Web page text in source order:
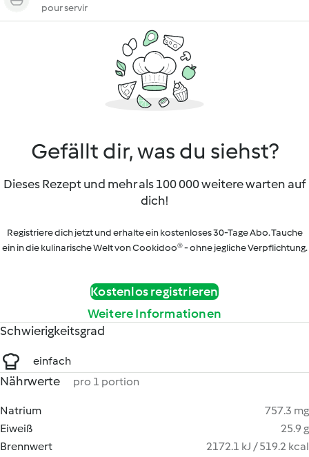
pour servir
Gefällt dir, was du siehst?
Dieses Rezept und mehr als 100 000 weitere warten auf
dich!
Registriere dich jetzt und erhalte ein kostenloses 30-Tage Abo. Tauche
ein in die kulinarische Welt von Cookidoo® - ohne jegliche Verpflichtung.
Kostenlos registrieren
Weitere Informationen
Schwierigkeitsgrad
einfach
Nährwerte pro 1 portion
Natrium
757.3 mg
Eiweiß
25.9 g
Brennwert
2172.1 kJ / 519.2 kcal